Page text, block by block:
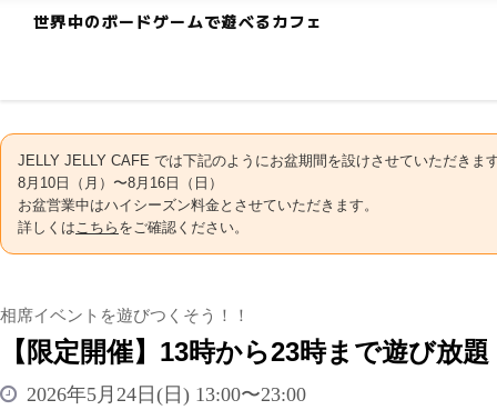
世界中のボードゲームで遊べるカフェ
JELLY JELLY CAFE では下記のようにお盆期間を設けさせていただきま
8月10日（月）〜8月16日（日）
お盆営業中はハイシーズン料金とさせていただきます。
詳しくはこちら をご確認ください。
相席イベントを遊びつくそう！！
【限定開催】13時から23時まで遊び放
2026年5月24日(日) 13:00〜23:00